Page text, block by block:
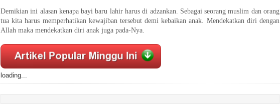
Demikian ini alasan kenapa bayi baru lahir harus di adzankan. Sebagai seorang muslim dan orang
tua kita harus memperhatikan kewajiban tersebut demi kebaikan anak. Mendekatkan diri dengan
Allah maka mendekatkan diri anak juga pada-Nya.
loading...